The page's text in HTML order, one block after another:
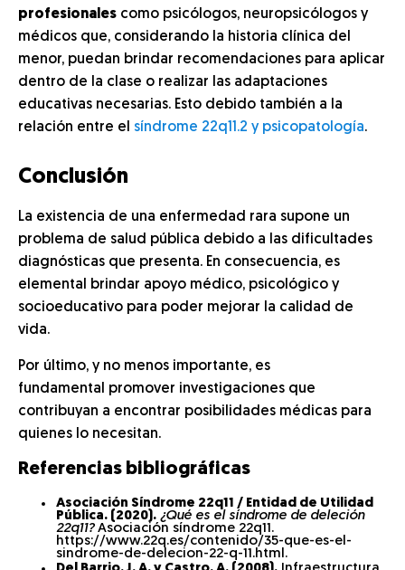
profesionales como psicólogos, neuropsicólogos y
médicos que, considerando la historia clínica del
menor, puedan brindar recomendaciones para aplicar
dentro de la clase o realizar las adaptaciones
educativas necesarias. Esto debido también a la
relación entre el síndrome 22q11.2 y psicopatología.
Conclusión
La existencia de una enfermedad rara supone un
problema de salud pública debido a las dificultades
diagnósticas que presenta. En consecuencia, es
elemental brindar apoyo médico, psicológico y
socioeducativo para poder mejorar la calidad de
vida.
Por último, y no menos importante, es
fundamental promover investigaciones que
contribuyan a encontrar posibilidades médicas para
quienes lo necesitan.
Referencias bibliográficas
Asociación Síndrome 22q11 / Entidad de Utilidad
Pública. (2020). ¿Qué es el síndrome de deleción
22q11?Asociación síndrome 22q11.
https://www.22q.es/contenido/35-que-es-el-
sindrome-de-delecion-22-q-11.html.